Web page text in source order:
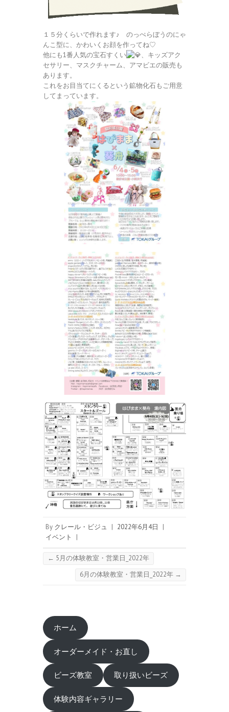
１５分くらいで作れます♪ のっぺらぼうのにゃ
んこ型に、かわいくお顔を作ってね♡
他にも1番人気の宝石すくい
、 キッズアク
セサリー、マスクチャーム、アマビエの販売も
あります。
これをお目当てにくるという鉱物化石もご用意
してまっています。
By クレール・ビジュ | 2022年6月4日
|
イベント
|
← 5月の体験教室・営業日_2022年
6月の体験教室・営業日_2022年 →
ホーム
オーダーメイド・お直し
ビーズ教室 取り扱いビーズ
体験内容ギャラリー